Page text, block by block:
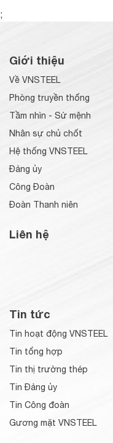
;
Giới thiệu
Về VNSTEEL
Phòng truyền thống
Tầm nhìn - Sứ mệnh
Nhân sự chủ chốt
Hệ thống VNSTEEL
Đảng ủy
Công Đoàn
Đoàn Thanh niên
Liên hệ
Tin tức
Tin hoạt động VNSTEEL
Tin tổng hợp
Tin thị trường thép
Tin Đảng ủy
Tin Công đoàn
Gương mặt VNSTEEL